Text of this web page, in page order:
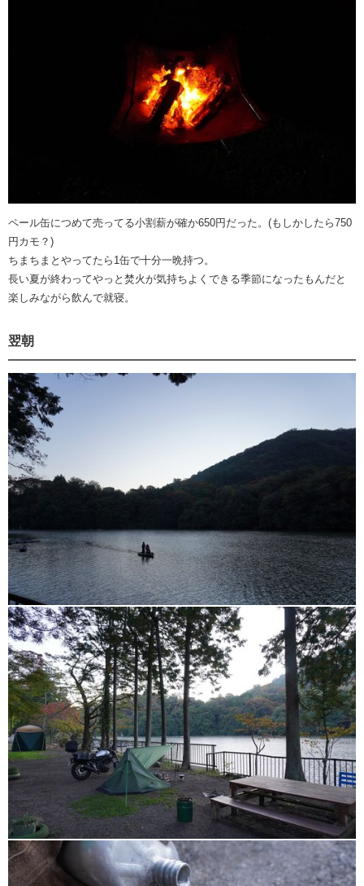
ペール缶につめて売ってる小割薪が確か650円だった。(もしかしたら750
円カモ？)
ちまちまとやってたら1缶で十分一晩持つ。
長い夏が終わってやっと焚火が気持ちよくできる季節になったもんだと
楽しみながら飲んで就寝。
翌朝